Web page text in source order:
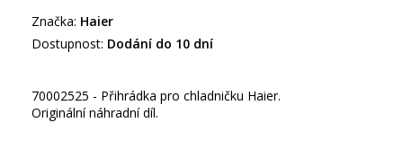
Značka: Haier
Dostupnost: Dodání do 10 dní
70002525 - Přihrádka pro chladničku Haier.
Originální náhradní díl.